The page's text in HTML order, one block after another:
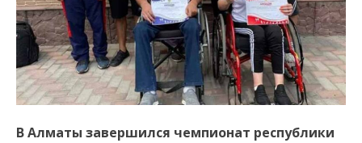
В Алматы завершился чемпионат республики